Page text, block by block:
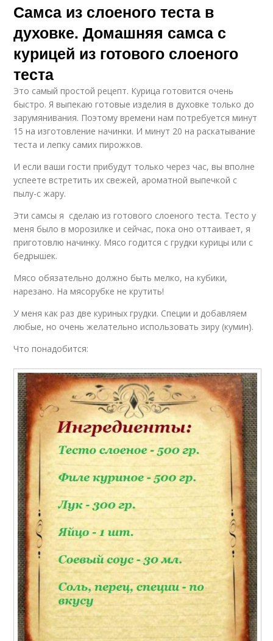
Самса из слоеного теста в
духовке. Домашняя самса с
курицей из готового слоеного
теста
Это самый простой рецепт. Курица готовится очень
быстро. Я выпекаю готовые изделия в духовке только до
зарумянивания. Поэтому времени нам потребуется минут
15 на изготовление начинки. И минут 20 на раскатывание
теста и лепку самих пирожков.
И если ваши гости прибудут только через час, вы вполне
успеете встретить их свежей, ароматной выпечкой с
пылу-с жару.
Эти самсы я сделаю из готового слоеного теста. Тесто у
меня было в морозилке и сейчас, пока оно оттаивает, я
приготовлю начинку. Мясо годится с грудки курицы или с
бедрышек.
Мясо обязательно должно быть мелко, на кубики,
нарезано. На мясорубке не крутить!
У меня как раз две куриных грудки. Специи и добавляем
любые, но очень желательно использовать зиру (кумин).
Что понадобится: